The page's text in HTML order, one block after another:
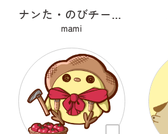
ナンた・のびチー・ショコナン
mami